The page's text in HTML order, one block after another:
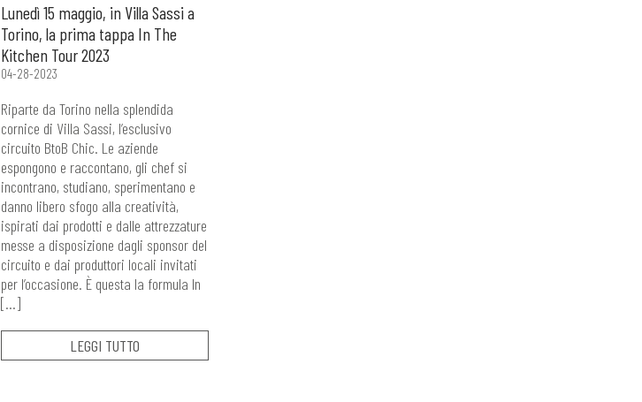
Lunedì 15 maggio, in Villa Sassi a
Torino, la prima tappa In The
Kitchen Tour 2023
04-28-2023
Riparte da Torino nella splendida
cornice di Villa Sassi, l’esclusivo
circuito BtoB Chic. Le aziende
espongono e raccontano, gli chef si
incontrano, studiano, sperimentano e
danno libero sfogo alla creatività,
ispirati dai prodotti e dalle attrezzature
messe a disposizione dagli sponsor del
circuito e dai produttori locali invitati
per l’occasione. È questa la formula In
[…]
LEGGI TUTTO